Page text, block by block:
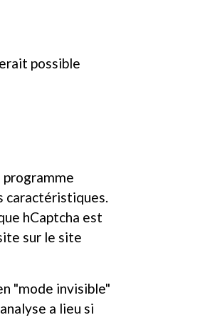
possible
caractéristiques.
hCaptcha est
sur le site
"mode invisible"
a lieu si